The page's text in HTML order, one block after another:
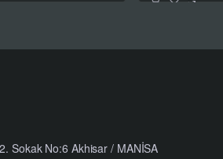
Sokak No:6 Akhisar / MANİSA